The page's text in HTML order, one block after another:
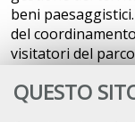
QUESTO
beni
del
visitatori del
natura artistico-